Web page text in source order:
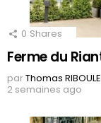
0 Shares
Ferme du
parThomas
2 semaines ago